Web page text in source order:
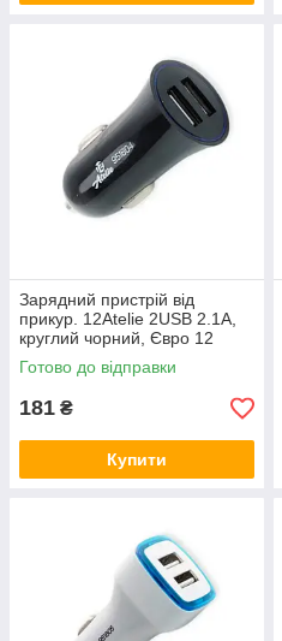
Зарядний пристрій від
прикур. 12Atelie 2USB 2.1А,
круглий чорний, Євро 12
Atelie
Готово до відправки
181 ₴
Купити